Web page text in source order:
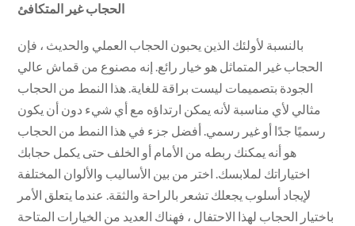
الحجاب غير المتكافئ
بالنسبة لأولئك الذين يحبون الحجاب العملي والحديث ، فإن
الحجاب غير المتماثل هو خيار رائع. إنه مصنوع من قماش عالي
الجودة بتصميمات ليست براقة للغاية. هذا النمط من الحجاب
مثالي لأي مناسبة لأنه يمكن ارتداؤه مع أي شيء دون أن يكون
رسميًا جدًا أو غير رسمي. أفضل جزء في هذا النمط من الحجاب
هو أنه يمكنك ربطه من الأمام أو الخلف حتى يكمل حجابك
اختياراتك لملابسك. اختر من بين الأساليب والألوان المختلفة
لإيجاد أسلوب يجعلك تشعر بالراحة والثقة. عندما يتعلق الأمر
باختيار الحجاب لهذا الاحتفال ، فهناك العديد من الخيارات المتاحة